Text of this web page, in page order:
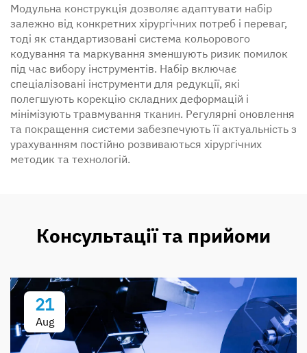
Модульна конструкція дозволяє адаптувати набір
залежно від конкретних хірургічних потреб і переваг,
тоді як стандартизовані система кольорового
кодування та маркування зменшують ризик помилок
під час вибору інструментів. Набір включає
спеціалізовані інструменти для редукції, які
полегшують корекцію складних деформацій і
мінімізують травмування тканин. Регулярні оновлення
та покращення системи забезпечують її актуальність з
урахуванням постійно розвиваються хірургічних
методик та технологій.
Консультації та прийоми
21
Aug